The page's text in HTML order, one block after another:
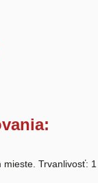
Trvanlivosť: 1